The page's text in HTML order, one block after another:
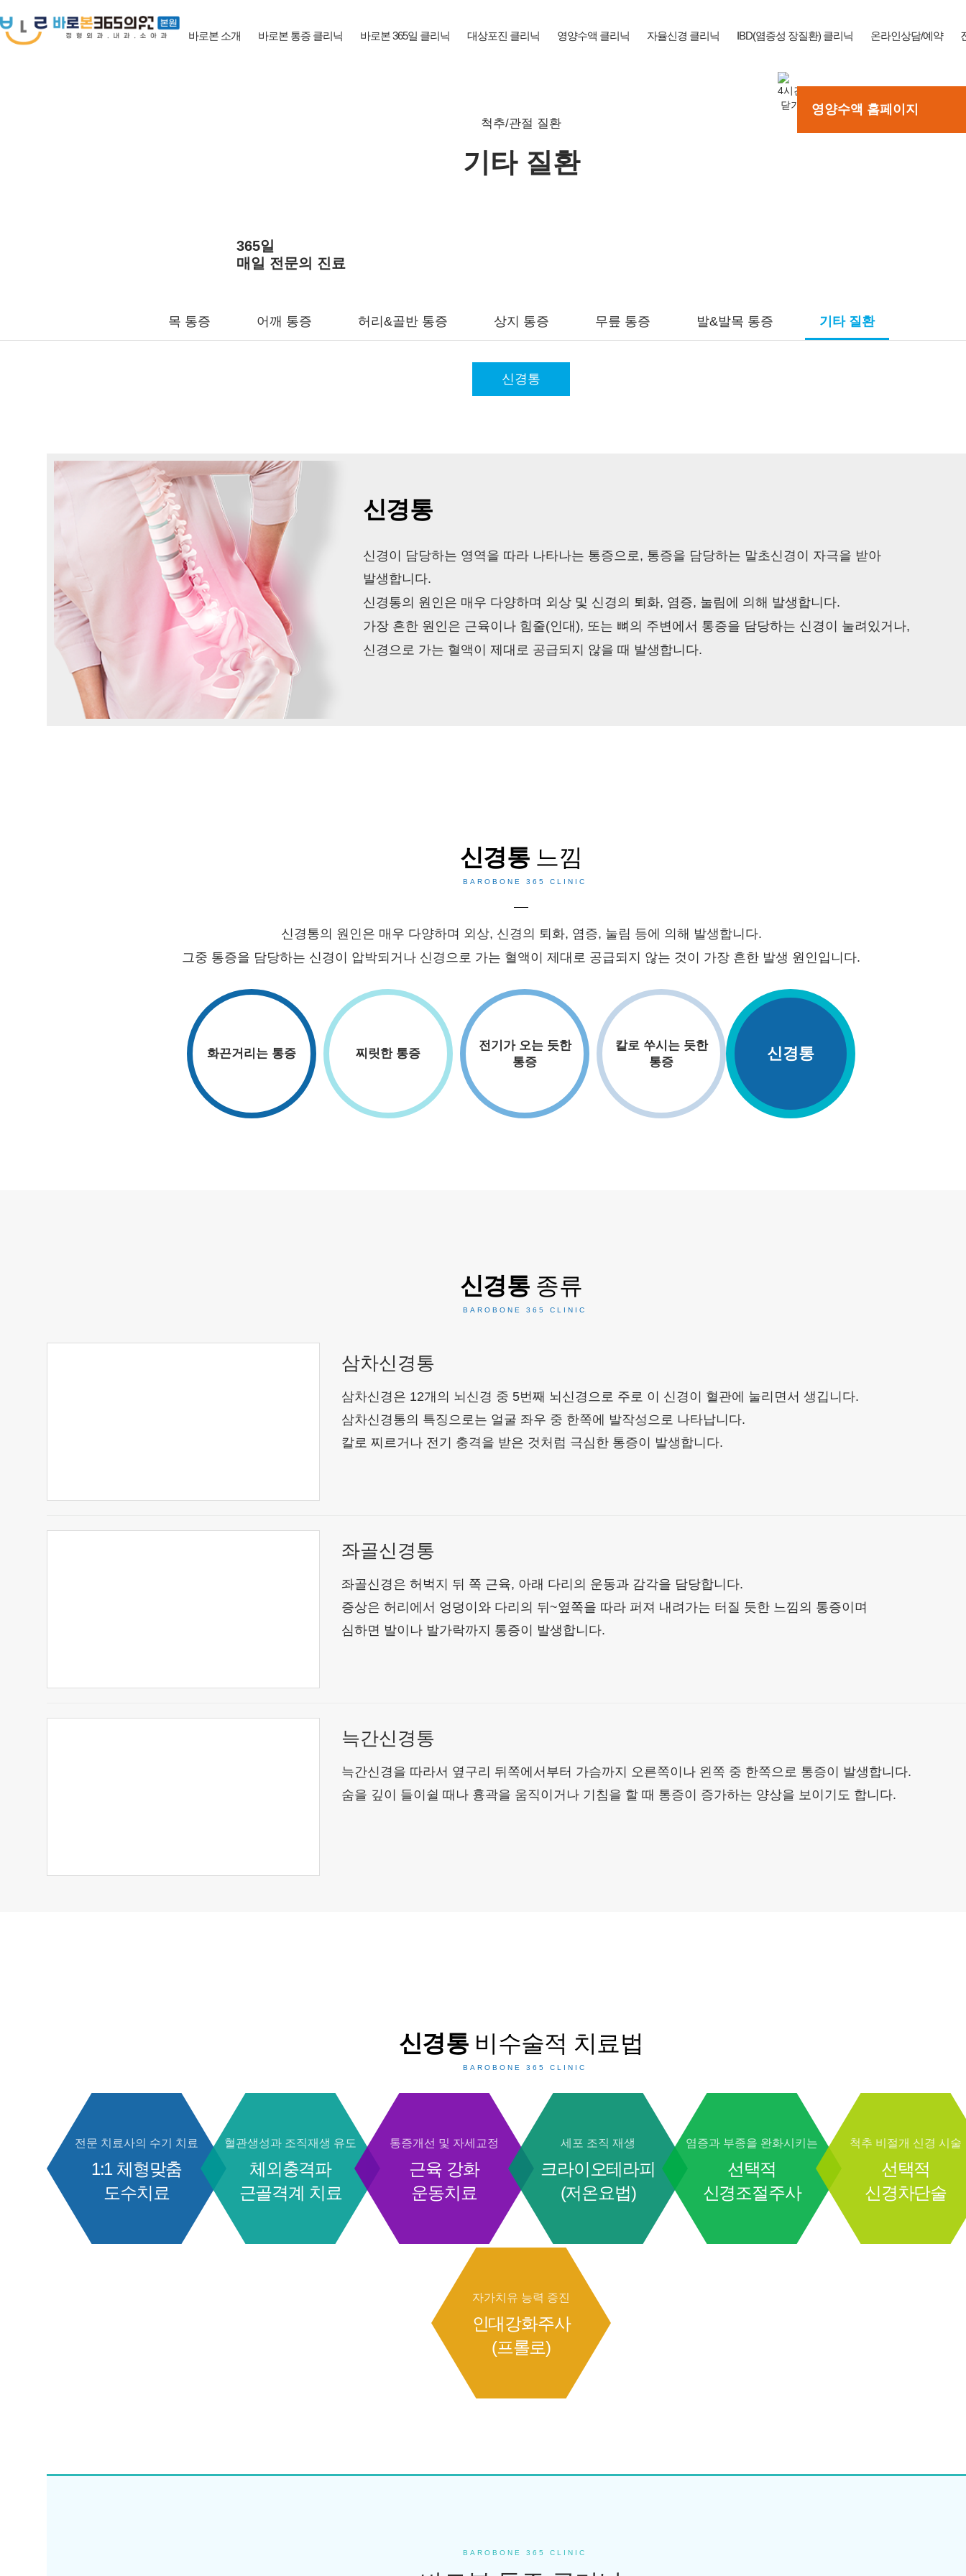
바로본 소개 바로본 통증 클리닉 바로본 365일 클리닉 대상포진 클리닉 영양수액 클리닉 자율신경 클리닉 IBD(염증성 장질환) 클리닉 온라인상담/예약
척추/관절 질환
기타 질환
365일
매일 전문의 진료
목 통증 어깨 통증 허리&골반 통증 상지 통증 무릎 통증 발&발목 통증 기타 질환
신경통
신경통
신경이 담당하는 영역을 따라 나타나는 통증으로, 통증을 담당하는 말초신경이 자극을 받아
발생합니다.
신경통의 원인은 매우 다양하며 외상 및 신경의 퇴화, 염증, 눌림에 의해 발생합니다.
가장 흔한 원인은 근육이나 힘줄(인대), 또는 뼈의 주변에서 통증을 담당하는 신경이 눌려있거나,
신경으로 가는 혈액이 제대로 공급되지 않을 때 발생합니다.
신경통 느낌
신경통의 원인은 매우 다양하며 외상, 신경의 퇴화, 염증, 눌림 등에 의해 발생합니다.
그중 통증을 담당하는 신경이 압박되거나 신경으로 가는 혈액이 제대로 공급되지 않는 것이 가장 흔한 발생 원인입니다.
화끈거리는 통증 찌릿한 통증
전기가 오는 듯한
통증
칼로 쑤시는 듯한
통증
신경통
신경통 종류
삼차신경통
삼차신경은 12개의 뇌신경 중 5번째 뇌신경으로 주로 이 신경이 혈관에 눌리면서 생깁니다.
삼차신경통의 특징으로는 얼굴 좌우 중 한쪽에 발작성으로 나타납니다.
칼로 찌르거나 전기 충격을 받은 것처럼 극심한 통증이 발생합니다.
좌골신경통
좌골신경은 허벅지 뒤 쪽 근육, 아래 다리의 운동과 감각을 담당합니다.
증상은 허리에서 엉덩이와 다리의 뒤~옆쪽을 따라 퍼져 내려가는 터질 듯한 느낌의 통증이며
심하면 발이나 발가락까지 통증이 발생합니다.
늑간신경통
늑간신경을 따라서 옆구리 뒤쪽에서부터 가슴까지 오른쪽이나 왼쪽 중 한쪽으로 통증이 발생합니다.
숨을 깊이 들이쉴 때나 흉곽을 움직이거나 기침을 할 때 통증이 증가하는 양상을 보이기도 합니다.
신경통비수술적 치료법
전문 치료사의 수기 치료
1:1 체형맞춤
도수치료
혈관생성과 조직재생 유도
체외충격파
근골격계 치료
통증개선 및 자세교정
근육 강화
운동치료
세포 조직 재생
크라이오테라피
(저온요법)
염증과 부종을 완화시키는
선택적
신경조절주사
척추 비절개 신경 시술
선택적
신경차단술
자가치유 능력 증진
인대강화주사
(프롤로)
영양수액 홈페이지